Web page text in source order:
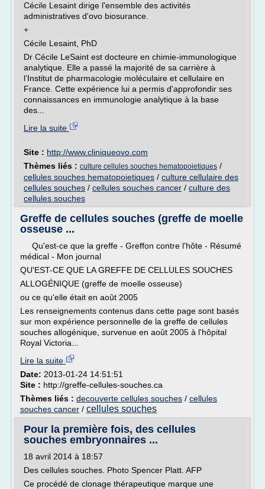
Cécile Lesaint dirige l'ensemble des activités
administratives d'ovo biosurance.
+
Cécile Lesaint, PhD
Dr Cécile LeSaint est docteure en chimie-immunologique
analytique. Elle a passé la majorité de sa carrière à
l'Institut de pharmacologie moléculaire et cellulaire en
France. Cette expérience lui a permis d'approfondir ses
connaissances en immunologie analytique à la base
des...
Lire la suite
Site : http://www.cliniqueovo.com
Thèmes liés : culture cellules souches hematopoietiques /
cellules souches hematopoietiques / culture cellulaire des
cellules souches / cellules souches cancer / culture des
cellules souches
Greffe de cellules souches (greffe de moelle
osseuse ...
Qu'est-ce que la greffe - Greffon contre l'hôte - Résumé
médical - Mon journal
QU'EST-CE QUE LA GREFFE DE CELLULES SOUCHES
ALLOGÉNIQUE (greffe de moelle osseuse)
ou ce qu'elle était en août 2005
Les renseignements contenus dans cette page sont basés
sur mon expérience personnelle de la greffe de cellules
souches allogénique, survenue en août 2005 à l'hôpital
Royal Victoria...
Lire la suite
Date: 2013-01-24 14:51:51
Site : http://greffe-cellules-souches.ca
Thèmes liés : decouverte cellules souches / cellules
souches cancer / cellules souches
Pour la première fois, des cellules
souches embryonnaires ...
18 avril 2014 à 18:57
Des cellules souches. Photo Spencer Platt. AFP
Ce procédé de clonage thérapeutique marque une